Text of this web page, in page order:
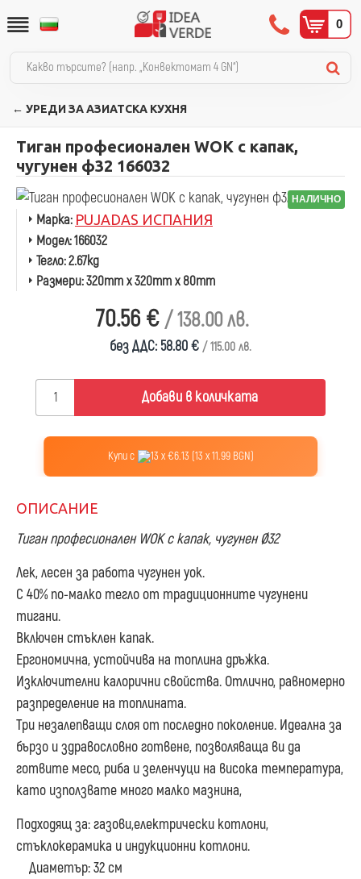
0
← УРЕДИ ЗА АЗИАТСКА КУХНЯ
Тиган професионален WOK с капак,
чугунен ф32 166032
НАЛИЧНО
70.56 € / 138.00 лв.
без ДДС: 58.80 € / 115.00 лв.
Марка: PUJADAS ИСПАНИЯ
Модел:166032
Тегло:2.67kg
Размери:320mm x 320mm x 80mm
Добави в количката
Купи с 13 x €6.13 (13 x 11.99 BGN)
ОПИСАНИЕ
Тиган професионален WOK с капак, чугунен Ø32
Лек, лесен за работа чугунен уок.
С 40% по-малко тегло от традиционните чугунени
тигани.
Включен стъклен капак.
Ергономична, устойчива на топлина дръжка.
Изключителни калорични свойства. Отлично, равномерно
разпределение на топлината.
Три незалепващи слоя от последно поколение. Идеална за
бързо и здравословно готвене, позволяваща ви да
готвите месо, риба и зеленчуци на висока температура,
като използвате много малко мазнина,
Подходящ за: газови,електрически котлони,
стъклокерамика и индукционни котлони.
Диаметър: 32 см